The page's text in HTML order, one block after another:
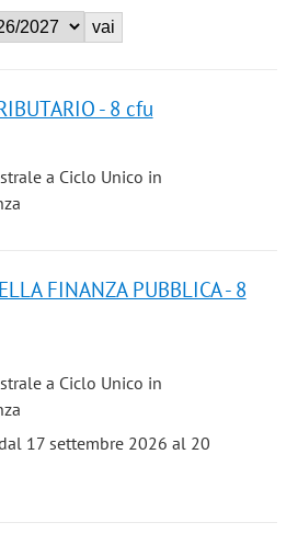
- 8 cfu
a Ciclo Unico in
FINANZA PUBBLICA - 8
a Ciclo Unico in
17 settembre 2026 al 20